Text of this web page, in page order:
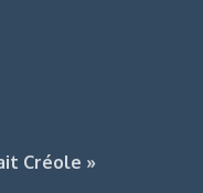
Créole »